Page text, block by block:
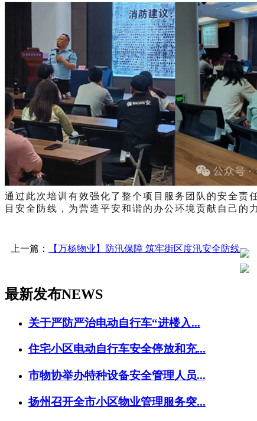
通过此次培训有效强化了整个项目服务团队的安全责
目安全防线，为营造平安和谐的办公环境贡献自己的
上一篇： 【万杨物业】防汛保障 筑牢街区度汛安全防线
最新发布NEWS
关于严防严治电动自行车“进楼入...
住宅小区电动自行车安全停放和充...
市物协举办特种设备安全管理人员...
扬州召开全市小区物业管理服务突...